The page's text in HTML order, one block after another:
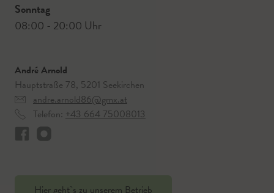
Sonntag
08:00 - 20:00 Uhr
André Arnold
Hauptstraße 78, 5201 Seekirchen
andre.arnold86@gmx.at
Telefon: +43 664 75008013
Hier geht`s zu unserem Betrieb